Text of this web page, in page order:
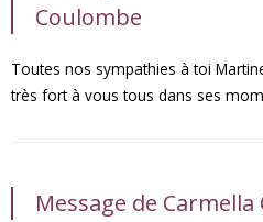
Coulombe
Toutes nos sympathies à toi
très fort à vous tous dans ses
Message de Carmella